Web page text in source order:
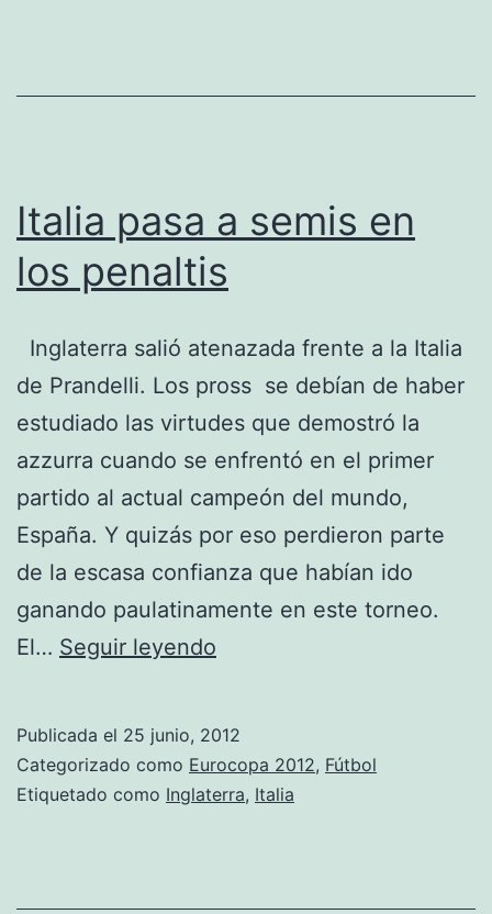
Italia pasa a semis en
los penaltis
Inglaterra salió atenazada frente a la Italia
de Prandelli. Los pross se debían de haber
estudiado las virtudes que demostró la
azzurra cuando se enfrentó en el primer
partido al actual campeón del mundo,
España. Y quizás por eso perdieron parte
de la escasa confianza que habían ido
ganando paulatinamente en este torneo.
El… Seguir leyendo
semis
en
Publicada el 25 junio, 2012
Categorizado como Eurocopa 2012, Fútbol
Etiquetado como Inglaterra, Italia